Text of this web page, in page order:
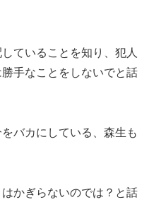
ていることを知り、犯人
手なことをしないでと話
バカにしている、森生も
かぎらないのでは？と話